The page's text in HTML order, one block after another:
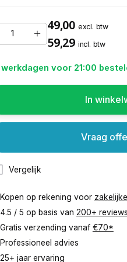
49,00 excl. btw
59,29 incl. btw
werkdagen voor 21:00
In
Vergelijk
Vraag
Kopen op rekening voor
4.5 / 5 op basis van 200+ reviews
Gratis verzending vanaf €70*
Professioneel advies
25+ jaar ervaring